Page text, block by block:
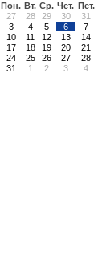
Пон. Вт. Ср. Чет. Пет.
27 28 29 30 31
3 4 5 6 7
10 11 12 13 14
17 18 19 20 21
24 25 26 27 28
31 1 2 3 4